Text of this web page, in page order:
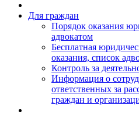
Для граждан
Порядок оказания
адвокатом
Бесплатная
оказания, список
Контроль за
Информация о
ответственных за
граждан и